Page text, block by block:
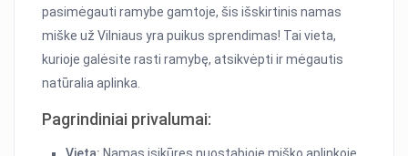
pasimėgauti ramybe gamtoje, šis išskirtinis namas
miške už Vilniaus yra puikus sprendimas! Tai vieta,
kurioje galėsite rasti ramybę, atsikvėpti ir mėgautis
natūralia aplinka.
Pagrindiniai privalumai: